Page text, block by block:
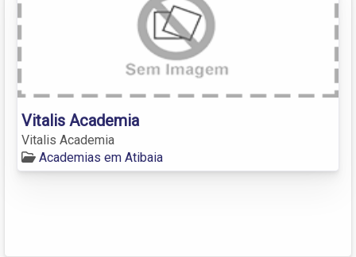
Vitalis Academia
Vitalis Academia
Academias em Atibaia